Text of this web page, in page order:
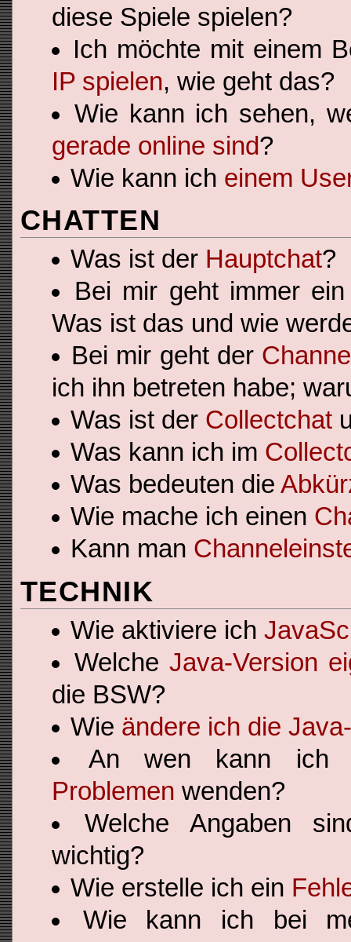
diese Spiele spielen?
Ich möchte mit einem
IP spielen, wie geht das?
Wie kann ich sehen,
gerade online sind?
Wie kann ich einem
CHATTEN
Was ist der Hauptchat?
Bei mir geht immer
Was ist das und wie
Bei mir geht der
ich ihn betreten habe;
Was ist der Collectchat
Was kann ich im
Was bedeuten die
Wie mache ich einen
Kann man
TECHNIK
Wie aktiviere ich
WelcheJava-Version
die BSW?
Wie ändere ich die
An wen kann
Problemen wenden?
Welche Angaben
wichtig?
Wie erstelle ich ein
Wie kann ich bei